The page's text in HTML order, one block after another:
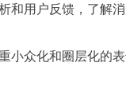
用户反馈，了解
小众化和圈层化的表